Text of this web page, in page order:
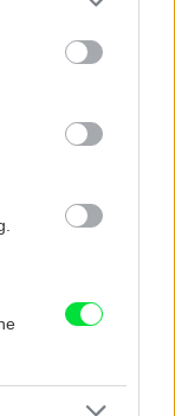
may click to
party tags to
below Google
ako to vyriešiť